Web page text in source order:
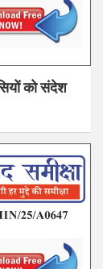
को संदेश